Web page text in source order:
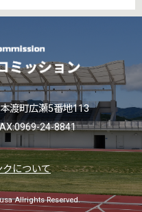
渡町広瀬5番地113
24-8841
について
Allrights Reserved.